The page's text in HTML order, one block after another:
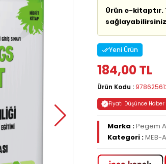
Ürün e-kitaptır.
Yeni Ürün
184,00 TL
Ürün Kodu :
Fiyatı Düşünce Haber
Marka :Pegem
Kategori :MEB-